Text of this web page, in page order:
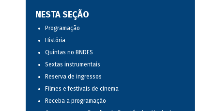
NESTA SEÇÃO
Programação
História
Quintas no BNDES
Sextas instrumentais
Reserva de ingressos
Filmes e festivais de cinema
Receba a programação